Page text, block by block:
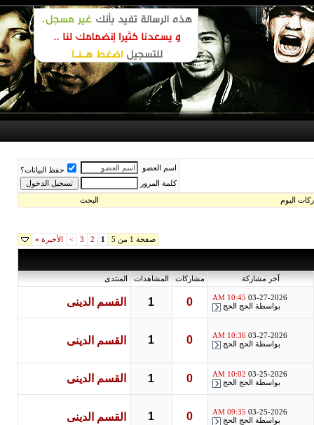
اسم العضو
حفظ البيانات؟
كلمة المرور
البحث
صفحة 1 من 5 1 الأخيرة»
آخر مشاركة مشاركات المشاهدات المنتدى
03-27-2026
10:45 AM
بواسطةالحج الحج القسم الدينى
03-27-2026
10:36 AM
بواسطةالحج الحج القسم الدينى
03-25-2026
10:02 AM
بواسطةالحج الحج القسم الدينى
03-25-2026
09:35 AM
بواسطةالحج الحج القسم الدينى